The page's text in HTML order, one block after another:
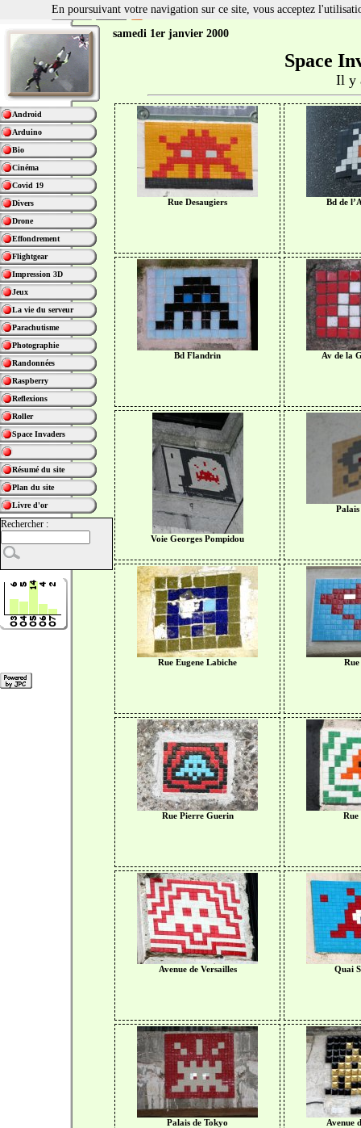
Android
Arduino
Bio
Cinéma
Covid 19
Divers
Drone
Effondrement
Flightgear
Impression 3D
Jeux
La vie du serveur
Parachutisme
Photographie
Randonnées
Raspberry
Reflexions
Roller
Space Invaders
Résumé du site
Plan du site
Livre d'or
Rechercher :
samedi 1er janvier 2000
Space
Il y
Rue Desaugiers Bd de
Bd Flandrin Av de la
Voie Georges Pompidou
Rue Eugene Labiche
Rue Pierre Guerin Rue
Avenue de Versailles Quai
Palais de Tokyo Avenue
En poursuivant votre navigation sur ce site, vous acceptez